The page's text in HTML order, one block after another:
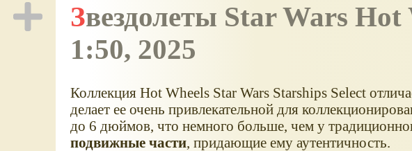
Звездолеты Star Wars Hot Wheels в масштабе
1:50, 2025
Коллекция Hot Wheels Star Wars Starships Select
делает ее очень привлекательной для
до 6 дюймов, что немного больше, чем у
подвижные части, придающие ему аутентичность.